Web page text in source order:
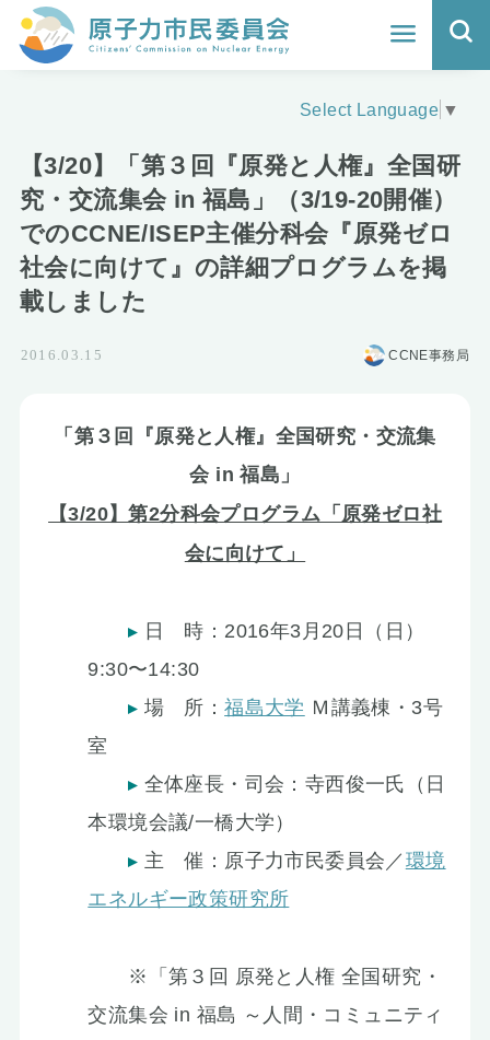
ホーム
地震と原発の安全性
核のごみの行方と課題
どうする？エネルギー
お知らせ
Select Language ▼
【3/20】「第３回『原発と人権』全国研
究・交流集会 in 福島」（3/19-20開催）
でのCCNE/ISEP主催分科会『原発ゼロ
社会に向けて』の詳細プログラムを掲
載しました
2016.03.15 CCNE事務局
「第３回『原発と人権』全国研究・交流集
会 in 福島」
【3/20】第2分科会プログラム「原発ゼロ社
会に向けて」
日 時：2016年3月20日（日）
9:30〜14:30
場 所：福島大学 Ｍ講義棟・3号
室
全体座長・司会：寺西俊一氏（日
本環境会議/一橋大学）
主 催：原子力市民委員会／ 環境
エネルギー政策研究所
※「第３回 原発と人権 全国研究・
交流集会 in 福島 ～人間・コミュニティ